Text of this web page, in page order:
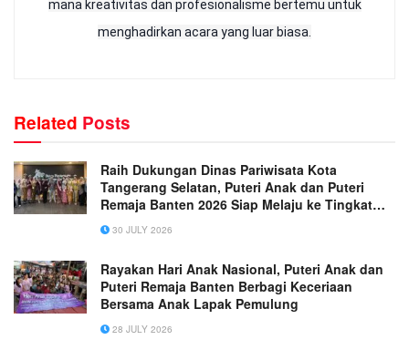
mana kreativitas dan profesionalisme bertemu untuk
menghadirkan acara yang luar biasa.
Related Posts
Raih Dukungan Dinas Pariwisata Kota
Tangerang Selatan, Puteri Anak dan Puteri
Remaja Banten 2026 Siap Melaju ke Tingkat
Nasional
30 JULY 2026
Rayakan Hari Anak Nasional, Puteri Anak dan
Puteri Remaja Banten Berbagi Keceriaan
Bersama Anak Lapak Pemulung
28 JULY 2026